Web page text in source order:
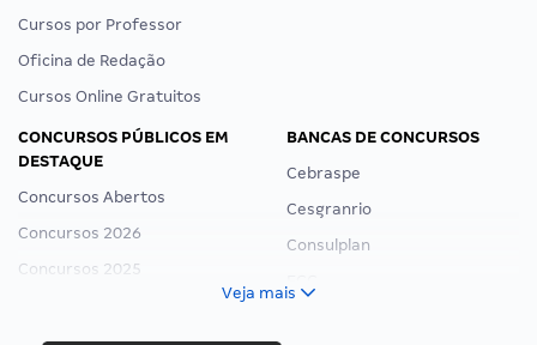
Cursos por Professor
Oficina de Redação
Cursos Online Gratuitos
CONCURSOS PÚBLICOS EM
DESTAQUE
Concursos Abertos
Concursos 2026
Concursos 2025
Concurso Ibama
BANCAS DE CONCURSOS
Cebraspe
Cesgranrio
Consulplan
Veja mais